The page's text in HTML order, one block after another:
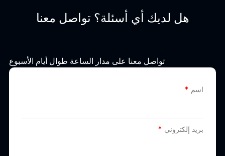
هل لديك أي أسئلة؟ تواصل معنا
تواصل معنا على مدار الساعة طوال أيام الأسبوع
اسم
بريد إلكتروني